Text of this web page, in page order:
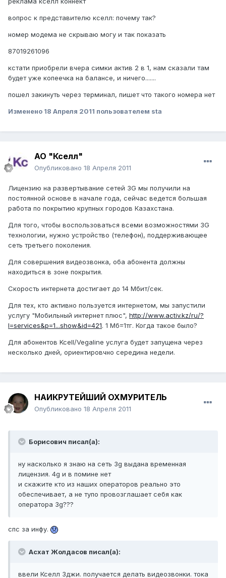
вопрос к представителю кселл: почему так?
номер модема не скрываю могу и так показать
87019261096
кстати приобрели вчера симки актив 2 в 1, нам сказали там
будет уже копеечка на балансе, и ничего.......
пошел закинуть через терминал, пишет что такого номера нет
Изменено 18 Апреля 2011 пользователем sta
АО "Кселл"
Опубликовано 18 Апреля 2011
Лицензию на развертывание сетей 3G мы получили на
постоянной основе в начале года, сейчас ведется большая
работа по покрытию крупных городов Казахстана.
Для того, чтобы воспользоваться всеми возможностями 3G
технологии, нужно устройство (телефон), поддерживающее
сеть третьего поколения.
Для совершения видеозвонка, оба абонента должны
находиться в зоне покрытия.
Скорость интернета достигает до 14 Мбит/сек.
Для тех, кто активно пользуется интернетом, мы запустили
услугу "Мобильный интернет плюс", http://www.activ.kz/ru/?
l=services&p=1...show&id=421. 1 Мб=1тг. Когда такое было?
Для абонентов Kcell/Vegaline услуга будет запущена через
несколько дней, ориентировчно середина недели.
НАИКРУТЕЙШИЙ ОХМУРИТЕЛЬ
Опубликовано 18 Апреля 2011
Борисович писал(а):
ну насколько я знаю на сеть 3g выдана временная
лицензия. 4g и в помине нет
и скажите кто из наших операторов реально это
обеспечивает, а не тупо провозглашает себя как
оператора 3g???
спс за инфу.
Асхат Жолдасов писал(а):
ввели Кселл 3джи. получается делать видеозвонки. тока